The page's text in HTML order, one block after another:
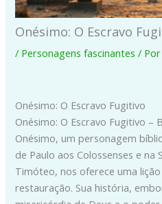
Onésimo: O Escravo
/ Personagens fascinantes /
Onésimo: O Escravo Fugitivo
Onésimo: O Escravo Fugitivo –
Onésimo, um personagem
de Paulo aos Colossenses e na
Timóteo, nos oferece uma
restauração. Sua história,